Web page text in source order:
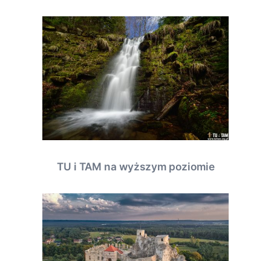
TU i TAM na wyższym poziomie